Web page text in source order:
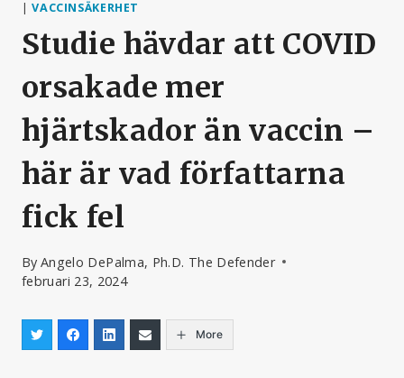
|VACCINSÄKERHET
Studie hävdar att COVID
orsakade mer
hjärtskador än vaccin –
här är vad författarna
fick fel
By Angelo DePalma, Ph.D. The Defender
februari 23, 2024
More